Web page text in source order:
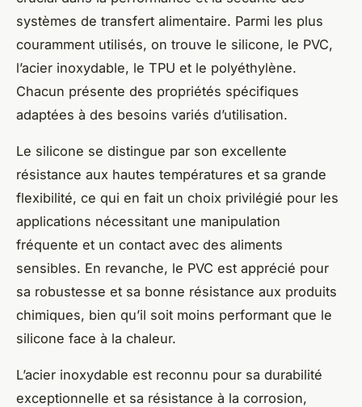
systèmes de transfert alimentaire. Parmi les plus
couramment utilisés, on trouve le silicone, le PVC,
l’acier inoxydable, le TPU et le polyéthylène.
Chacun présente des propriétés spécifiques
adaptées à des besoins variés d’utilisation.
Le silicone se distingue par son excellente
résistance aux hautes températures et sa grande
flexibilité, ce qui en fait un choix privilégié pour les
applications nécessitant une manipulation
fréquente et un contact avec des aliments
sensibles. En revanche, le PVC est apprécié pour
sa robustesse et sa bonne résistance aux produits
chimiques, bien qu’il soit moins performant que le
silicone face à la chaleur.
L’acier inoxydable est reconnu pour sa durabilité
exceptionnelle et sa résistance à la corrosion,